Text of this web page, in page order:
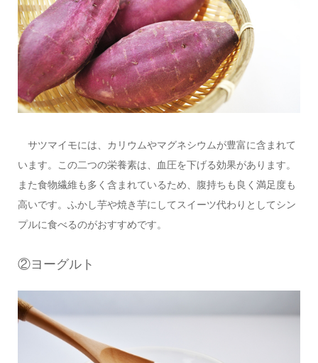
サツマイモには、カリウムやマグネシウムが豊富に含まれて
います。この二つの栄養素は、血圧を下げる効果があります。
また食物繊維も多く含まれているため、腹持ちも良く満足度も
高いです。ふかし芋や焼き芋にしてスイーツ代わりとしてシン
プルに食べるのがおすすめです。
②ヨーグルト